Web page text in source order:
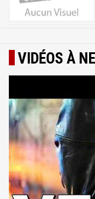
VIDÉOS À